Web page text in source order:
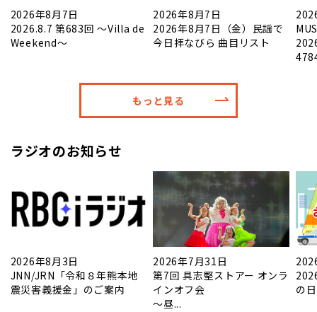
2026年8月7日
2026.8.7 第683回 ～Villa de
Weekend～
2026年8月7日
2026年8月7日（金）民謡で
今日拝なびら 曲目リスト
もっと見る
ラジオのお知らせ
2026年8月3日
JNN/JRN「令和８年熊本地
震災害義援金」のご案内
2026年7月31日
第7回 具志堅ストアー オンラ
インオフ会
～昼...
の日